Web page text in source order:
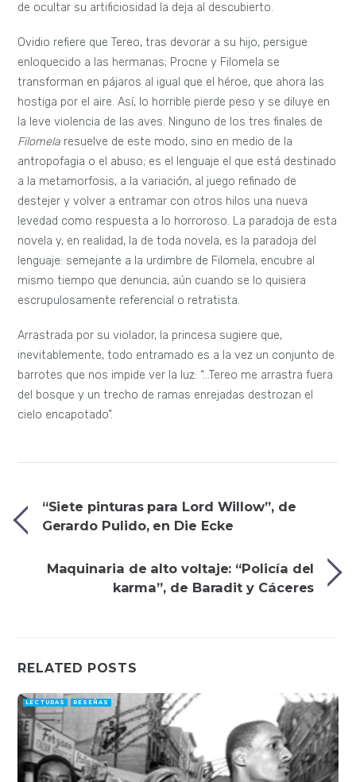
de ocultar su artificiosidad la deja al descubierto.
Ovidio refiere que Tereo, tras devorar a su hijo, persigue
enloquecido a las hermanas; Procne y Filomela se
transforman en pájaros al igual que el héroe, que ahora las
hostiga por el aire. Así, lo horrible pierde peso y se diluye en
la leve violencia de las aves. Ninguno de los tres finales de
Filomela resuelve de este modo, sino en medio de la
antropofagia o el abuso; es el lenguaje el que está destinado
a la metamorfosis, a la variación, al juego refinado de
destejer y volver a entramar con otros hilos una nueva
levedad como respuesta a lo horroroso. La paradoja de esta
novela y, en realidad, la de toda novela, es la paradoja del
lenguaje: semejante a la urdimbre de Filomela, encubre al
mismo tiempo que denuncia, aún cuando se lo quisiera
escrupulosamente referencial o retratista.
Arrastrada por su violador, la princesa sugiere que,
inevitablemente, todo entramado es a la vez un conjunto de
barrotes que nos impide ver la luz: “…Tereo me arrastra fuera
del bosque y un trecho de ramas enrejadas destrozan el
cielo encapotado”.
“Siete pinturas para Lord Willow”, de
Gerardo Pulido, en Die Ecke
Maquinaria de alto voltaje: “Policía del
karma”, de Baradit y Cáceres
RELATED POSTS
LECTURAS RESEÑAS